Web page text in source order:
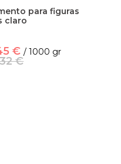
para figuras
claro
€ / 1000 gr
€